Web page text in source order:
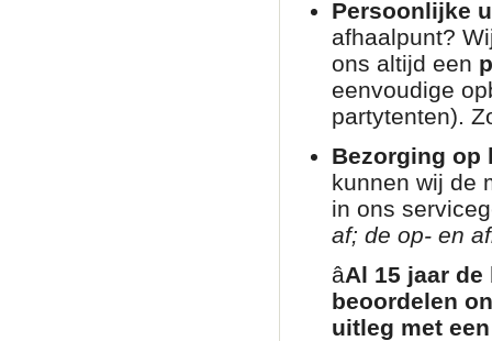
Persoonlijke
afhaalpunt?
ons altijd een
eenvoudige
partytenten).
Bezorging op
kunnen wij de
in ons
af; de op- en
â­Al 15 jaar
beoordelen
uitleg met